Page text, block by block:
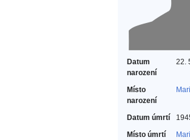
Datum
narození
22.
Místo
narození
Datum úmrtí
Místo úmrtí